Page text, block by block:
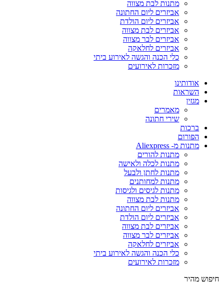
מתנות לבת מצווה
אביזרים ליום החתונה
אביזרים ליום הולדת
אביזרים לבת מצווה
אביזרים לבר מצווה
אביזרים לחלאקה
כלי הכנה והגשה לאירוע ביתי
מזכרות לאירועים
אודותינו
השראות
מגזין
מאמרים
שירי חתונה
ברכות
הפורום
מתנות מ- Aliexpress
מתנות להורים
מתנות לכלה ולאישה
מתנות לחתן ולבעל
מתנות למחותנים
מתנות לגיסים ולגיסות
מתנות לבת מצווה
אביזרים ליום החתונה
אביזרים ליום הולדת
אביזרים לבת מצווה
אביזרים לבר מצווה
אביזרים לחלאקה
כלי הכנה והגשה לאירוע ביתי
מזכרות לאירועים
חיפוש מהיר